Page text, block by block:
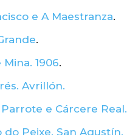
e A Maestranza.
.
Mina. 1906.
Avrillón.
e Cárcere Real.
do Peixe. San Agustín.